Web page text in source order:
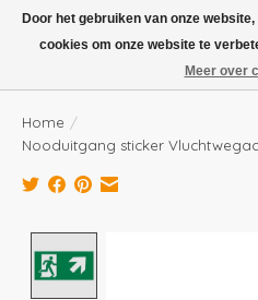
Boven de €100,- gratis verzending! Vóór
Home /
Nooduitgang sticker
Door het gebruiken van onze
cookies om onze website te
Meer over